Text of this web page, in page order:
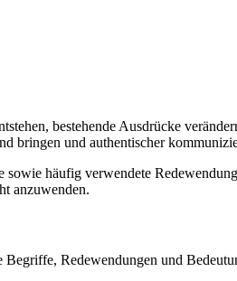
bestehende Ausdrücke
bringen und authentischer
häufig verwendete
anzuwenden.
Redewendungen und